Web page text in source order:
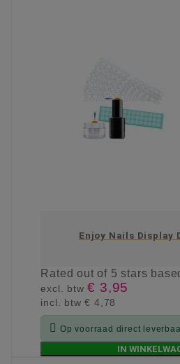
Enjoy Nails Display
Ratedout of 5 stars
excl. btw€ 3,95
incl. btw€ 4,78
 Op voorraad direct
IN